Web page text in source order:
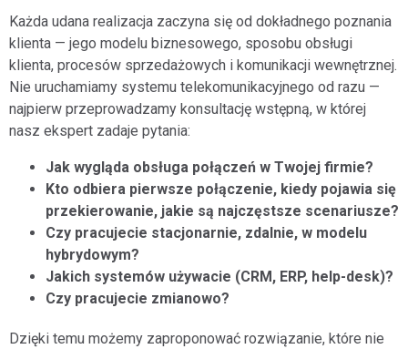
Każda udana realizacja zaczyna się od dokładnego poznania
klienta — jego modelu biznesowego, sposobu obsługi
klienta, procesów sprzedażowych i komunikacji wewnętrznej.
Nie uruchamiamy systemu telekomunikacyjnego od razu —
najpierw przeprowadzamy konsultację wstępną, w której
nasz ekspert zadaje pytania:
Jak wygląda obsługa połączeń w Twojej firmie?
Kto odbiera pierwsze połączenie, kiedy pojawia się
przekierowanie, jakie są najczęstsze scenariusze?
Czy pracujecie stacjonarnie, zdalnie, w modelu
hybrydowym?
Jakich systemów używacie (CRM, ERP, help-desk)?
Czy pracujecie zmianowo?
Dzięki temu możemy zaproponować rozwiązanie, które nie